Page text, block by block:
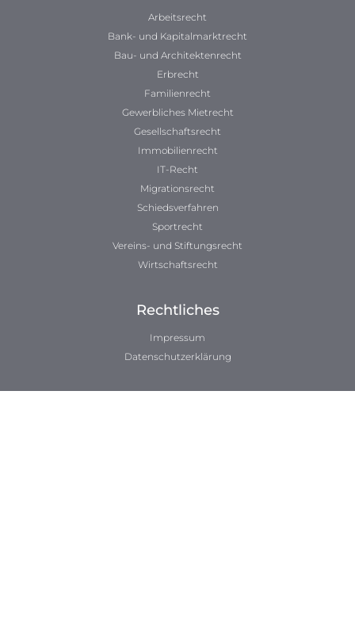
Arbeitsrecht
Bank- und Kapitalmarktrecht
Bau- und Architektenrecht
Erbrecht
Familienrecht
Gewerbliches Mietrecht
Gesellschaftsrecht
Immobilienrecht
IT-Recht
Migrationsrecht
Schiedsverfahren
Sportrecht
Vereins- und Stiftungsrecht
Wirtschaftsrecht
Rechtliches
Impressum
Datenschutzerklärung